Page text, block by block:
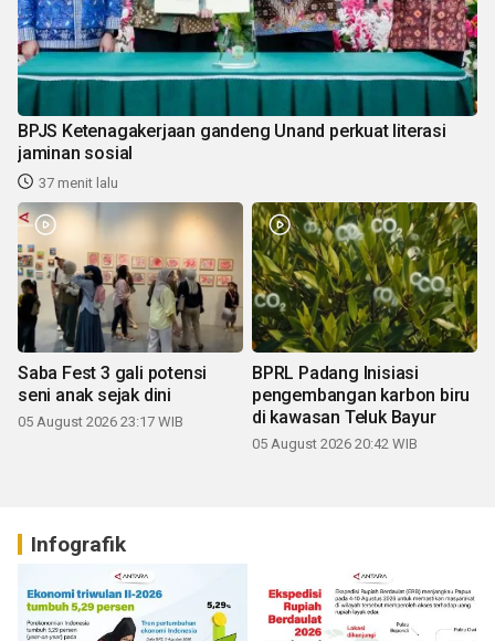
BPJS Ketenagakerjaan gandeng Unand perkuat literasi
jaminan sosial
37 menit lalu
Saba Fest 3 gali potensi
seni anak sejak dini
05 August 2026 23:17 WIB
BPRL Padang Inisiasi
pengembangan karbon biru
di kawasan Teluk Bayur
05 August 2026 20:42 WIB
Infografik